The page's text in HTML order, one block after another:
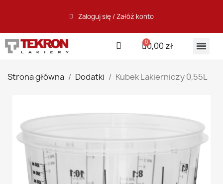
Zaloguj się / Załóż konto
0,00 zł
Strona główna Dodatki Kubek Lakierniczy 0,55L